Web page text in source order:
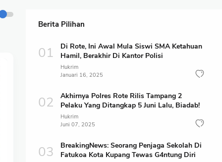
Berita Pilihan
Di Rote, Ini Awal Mula Siswi SMA Ketahuan
Hamil, Berakhir Di Kantor Polisi
Hukrim
Januari 16, 2025
Akhirnya Polres Rote Rilis Tampang 2
Pelaku Yang Ditangkap 5 Juni Lalu, Biadab!
Hukrim
Juni 07, 2025
BreakingNews: Seorang Penjaga Sekolah Di
Fatukoa Kota Kupang Tewas G4ntung Diri